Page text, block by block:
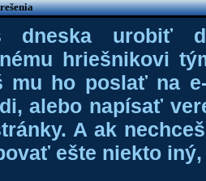
dneska urobiť
hriešnikovi
mu ho poslať na
alebo napísať
A ak
ešte niekto